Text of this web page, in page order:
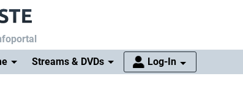
Streams & DVDs Log-In